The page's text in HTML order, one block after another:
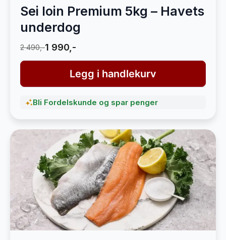
Sei loin Premium 5kg – Havets
underdog
2 490,-1 990,-
Legg i handlekurv
Bli Fordelskunde og spar penger